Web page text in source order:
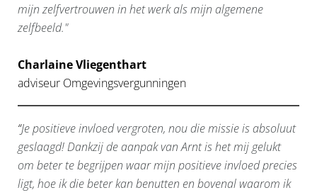
mijn zelfvertrouwen in het werk als mijn algemene
zelfbeeld."
Charlaine Vliegenthart
adviseur Omgevingsvergunningen
“Je positieve invloed vergroten, nou die missie is absoluut
geslaagd! Dankzij de aanpak van Arnt is het mij gelukt
om beter te begrijpen waar mijn positieve invloed precies
ligt, hoe ik die beter kan benutten en bovenal waarom ik